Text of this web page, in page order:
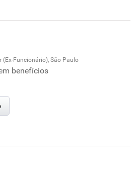
Funcionário), São Paulo
benefícios